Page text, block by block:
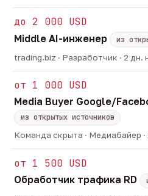
до 2 000 USD
Middle AI-инженер
из
trading.biz · Разработчик · 2 дн.
от 1 000 USD
Media Buyer Google/
из открытых источников
Команда скрыта · Медиабайер ·
от 1 500 USD
Обработчик трафика RD